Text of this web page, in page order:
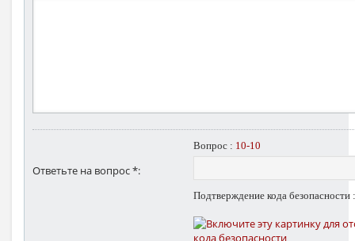
Вопрос : 10-10
Ответьте на вопрос *:
Подтверждение кода безопасности :